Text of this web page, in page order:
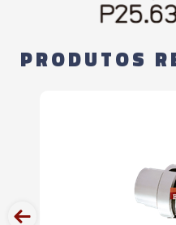
PRODUTOS
prev